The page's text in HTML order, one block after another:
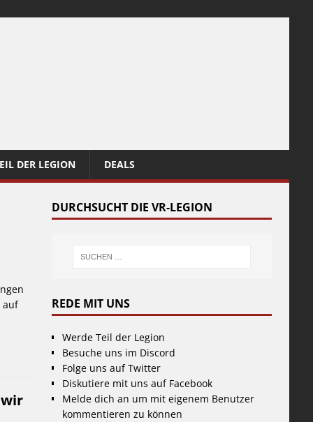
DER LEGION DEALS
auf
wir
DURCHSUCHT DIE VR-LEGION
REDE MIT UNS
Werde Teil der Legion
Besuche uns im Discord
Folge uns auf Twitter
Diskutiere mit uns auf Facebook
Melde dich an um mit eigenem Benutzer
kommentieren zu können